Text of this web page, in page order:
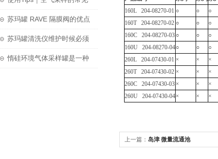
问题-苏玛罐及阀门
苏玛罐 RAVE 隔膜阀的优点
和设计特点介绍
苏玛罐清洗仪维护时候必须
注意的三个要点
惰硅环境气体采样罐是一种
160L 204-08270-01 ○ ○
○
160T 204-08270-02 ○ ○
○
160C 204-08270-03 ○ ○
○
160U 204-08270-04○ ○
○
260L 204-07430-01 × ×
×
260T 204-07430-02 × ×
×
260C 204-07430-03 × ×
×
260U 204-07430-04× × ×
上一篇： 岛津 微量流通池